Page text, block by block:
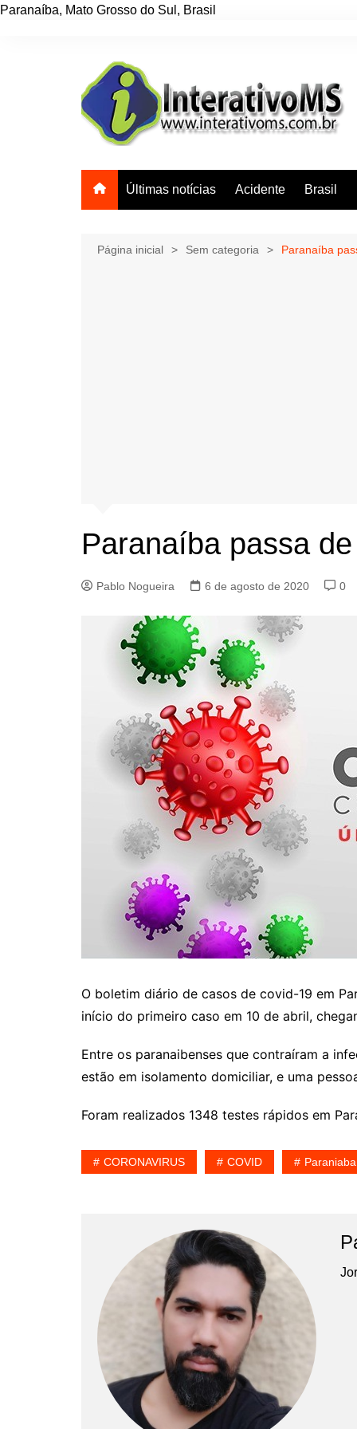
Paranaíba, Mato Grosso do Sul , Brasil
Últimas notícias Acidente Brasil
Página inicial Sem categoria Paranaíba
Paranaíba passa
Pablo Nogueira 6 de agosto de 2020 0
O boletim diário de casos de covid-19 em
início do primeiro caso em 10 de abril,
Entre os paranaibenses que contraíram a
estão em isolamento domiciliar, e uma
Foram realizados 1348 testes rápidos em
CORONAVIRUS COVID Paraniaba